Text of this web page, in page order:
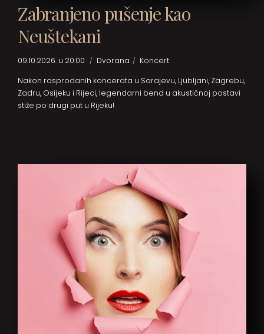
Zabranjeno pušenje kao
Neuštekani
09.10.2026. u 20:00 Dvorana
Koncert
Nakon rasprodanih koncerata u Sarajevu, Ljubljani, Zagrebu,
Zadru, Osijeku i Rijeci, legendarni bend u akustičnoj postavi
stiže po drugi put u Rijeku!